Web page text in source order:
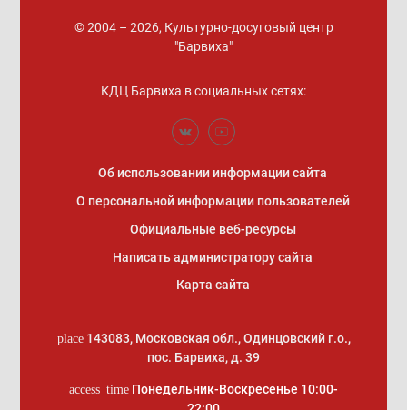
© 2004 – 2026, Культурно-досуговый центр
"Барвиха"
КДЦ Барвиха в социальных сетях:
Об использовании информации сайта
О персональной информации пользователей
Официальные веб-ресурсы
Написать администратору сайта
Карта сайта
place 143083, Московская обл., Одинцовский г.о.,
пос. Барвиха, д. 39
access_time Понедельник-Воскресенье 10:00-